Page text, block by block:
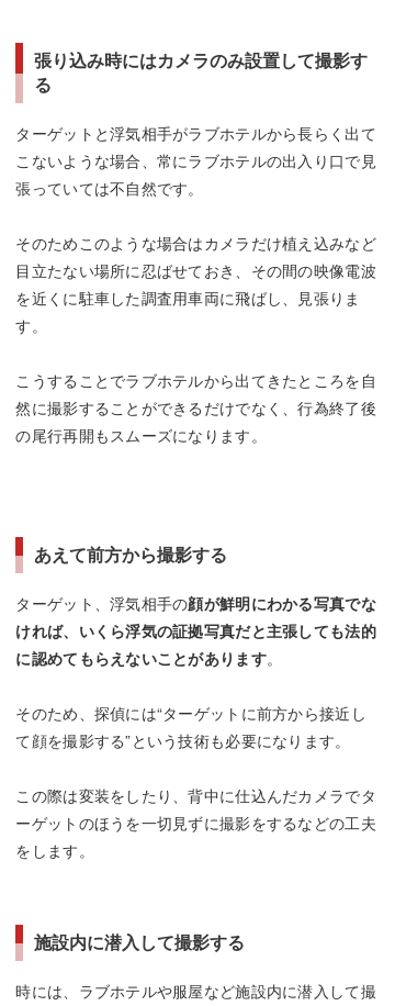
張り込み時にはカメラのみ設置して撮影す
る
ターゲットと浮気相手がラブホテルから長らく出て
こないような場合、常にラブホテルの出入り口で見
張っていては不自然です。
そのためこのような場合はカメラだけ植え込みなど
目立たない場所に忍ばせておき、その間の映像電波
を近くに駐車した調査用車両に飛ばし、見張りま
す。
こうすることでラブホテルから出てきたところを自
然に撮影することができるだけでなく、行為終了後
の尾行再開もスムーズになります。
あえて前方から撮影する
ターゲット、浮気相手の顔が鮮明にわかる写真でな
ければ、いくら浮気の証拠写真だと主張しても法的
に認めてもらえないことがあります。
そのため、探偵には“ターゲットに前方から接近し
て顔を撮影する”という技術も必要になります。
この際は変装をしたり、背中に仕込んだカメラでタ
ーゲットのほうを一切見ずに撮影をするなどの工夫
をします。
施設内に潜入して撮影する
時には、ラブホテルや服屋など施設内に潜入して撮